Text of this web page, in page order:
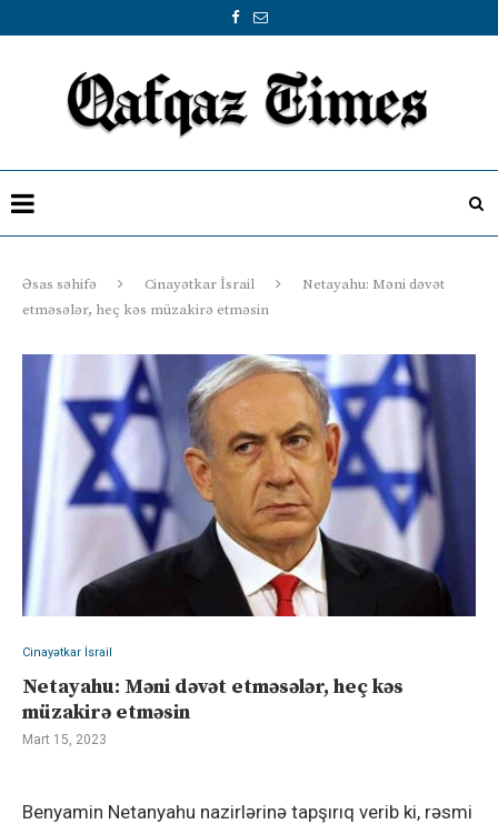
Əsas səhifə Cinayətkar İsrail
Netayahu: Məni dəvət
etməsələr, heç kəs müzakirə etməsin
Cinayətkar İsrail
Netayahu: Məni dəvət etməsələr, heç kəs
müzakirə etməsin
Mart 15, 2023
Benyamin Netanyahu nazirlərinə tapşırıq verib ki, rəsmi